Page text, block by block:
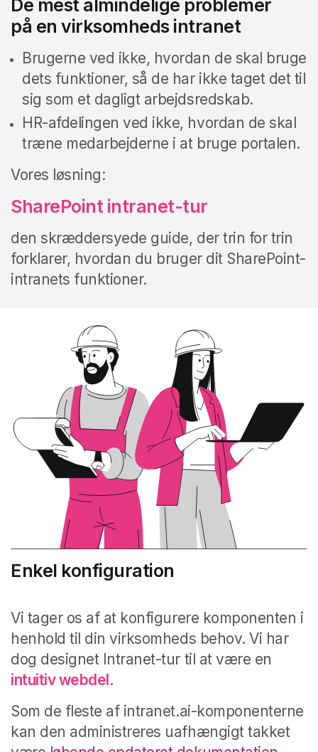
De mest almindelige problemer
på en virksomheds intranet
Brugerne ved ikke, hvordan de skal bruge
dets funktioner, så de har ikke taget det til
sig som et dagligt arbejdsredskab.
HR-afdelingen ved ikke, hvordan de skal
træne medarbejderne i at bruge portalen.
Vores løsning:
SharePoint intranet-tur
den skræddersyede guide, der trin for trin
forklarer, hvordan du bruger dit SharePoint-
intranets funktioner.
Enkel konfiguration
Vi tager os af at konfigurere komponenten i
henhold til din virksomheds behov. Vi har
dog designet Intranet-tur til at være en
intuitiv webdel.
Som de fleste af intranet.ai-komponenterne
kan den administreres uafhængigt takket